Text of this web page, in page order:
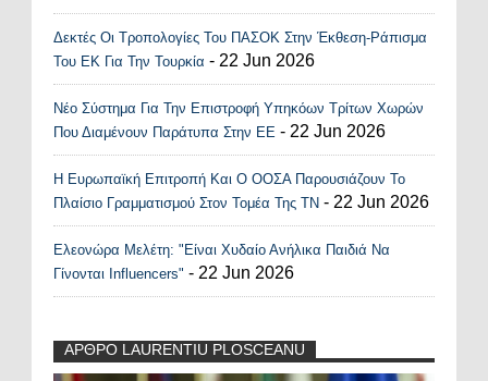
Δεκτές Οι Τροπολογίες Του ΠΑΣΟΚ Στην Έκθεση-Ράπισμα
Του ΕΚ Για Την Τουρκία - 22 Jun 2026
Νέο Σύστημα Για Την Επιστροφή Υπηκόων Τρίτων Χωρών
Που Διαμένουν Παράτυπα Στην ΕΕ - 22 Jun 2026
Η Ευρωπαϊκή Επιτροπή Και Ο ΟΟΣΑ Παρουσιάζουν Το
Πλαίσιο Γραμματισμού Στον Τομέα Της ΤΝ - 22 Jun 2026
Ελεονώρα Μελέτη: "Είναι Χυδαίο Ανήλικα Παιδιά Να
Γίνονται Influencers" - 22 Jun 2026
ΑΡΘΡΟ LAURENTIU PLOSCEANU